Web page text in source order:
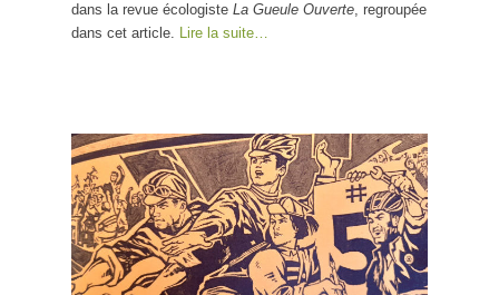
dans la revue écologiste La Gueule Ouverte, regroupée
dans cet article. Lire la suite…